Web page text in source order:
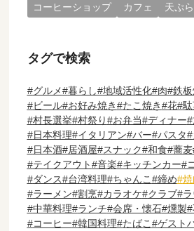
コーヒーショップ
カフェ 天ぷら
タグで検索
グルメ 暮らし 地域活性化 肉 鉄
ビール お好み焼き たこ焼き 花
村長選挙 村祭り お弁当 ディナー
日本料理 イタリアン バー パスタ
日本酒 居酒屋 スナック 和食 蕎麦
テイクアウト
音楽 キッチンカー
ダンス
台湾料理 ちゃんこ 締め 焼
ラーメン 割烹 カラオケ クラブ
中華料理 ランチ 会席・懐石 燻製
コーヒー 韓国料理 たばこ ゲスト